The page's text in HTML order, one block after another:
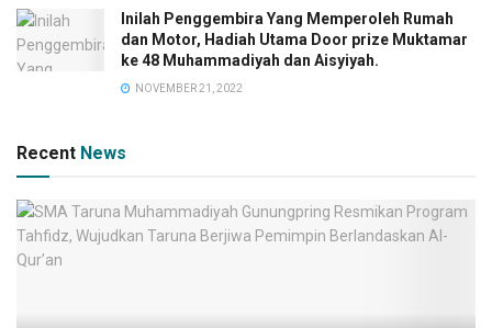
Inilah Penggembira Yang Memperoleh Rumah
dan Motor, Hadiah Utama Door prize Muktamar
ke 48 Muhammadiyah dan Aisyiyah.
NOVEMBER 21, 2022
Recent News